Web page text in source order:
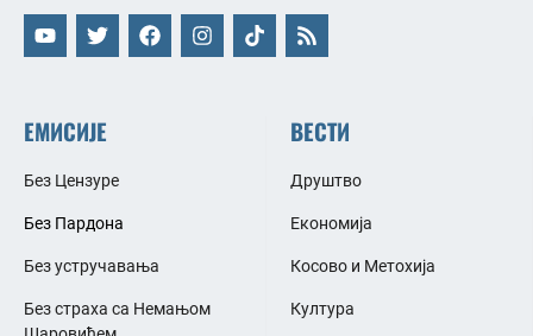
ЕМИСИЈЕ
Без Цензуре
Без Пардона
Без устручавања
Без страха са Немањом
ВЕСТИ
Друштво
Економија
Косово и Метохија
Култура